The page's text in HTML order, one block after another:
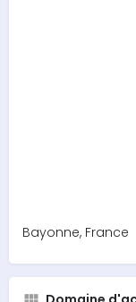
Bayonne, France